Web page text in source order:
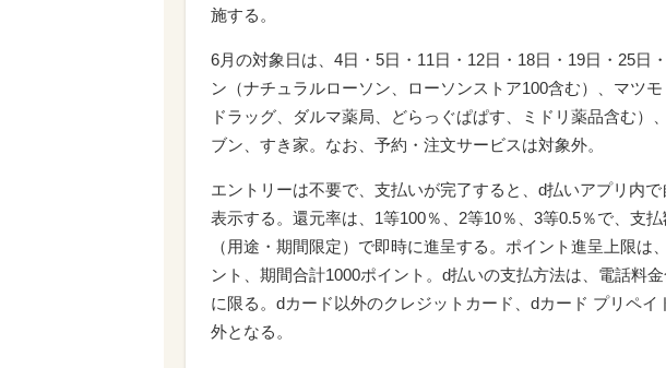
施する。
6月の対象日は、4日・5日・11日・12日・18日・19日・25日
ン（ナチュラルローソン、ローソンストア100含む）、マツ
ドラッグ、ダルマ薬局、どらっぐぱぱす、ミドリ薬品含む）
ブン、すき家。なお、予約・注文サービスは対象外。
エントリーは不要で、支払いが完了すると、d払いアプリ内
表示する。還元率は、1等100％、2等10％、3等0.5％で、支
（用途・期間限定）で即時に進呈する。ポイント進呈上限は
ント、期間合計1000ポイント。d払いの支払方法は、電話料
に限る。dカード以外のクレジットカード、dカード プリペイ
外となる。